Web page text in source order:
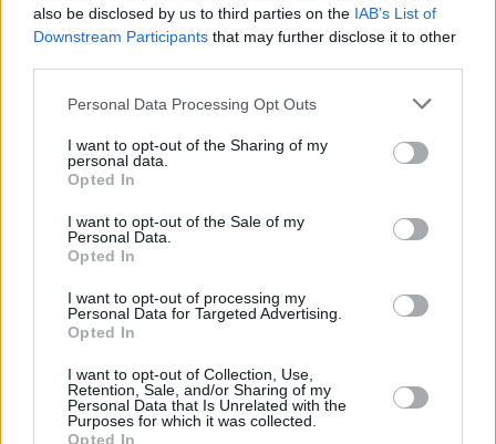
also be disclosed by us to third parties on the IAB’s List of
Downstream Participants that may further disclose it to other
Please note that this website/app uses one or more Google
not limited to your visit or usage behaviour. You may click to
grant or deny consent to Google and its third-party tags to
use your data for below specified purposes in below Google
consent section.
Personal Data Processing Opt Outs
I want to opt-out of the Sharing of my
personal data.
Opted In
I want to opt-out of the Sale of my
Personal Data.
Opted In
I want to opt-out of processing my
Personal Data for Targeted Advertising.
Opted In
I want to opt-out of Collection, Use,
Retention, Sale, and/or Sharing of my
Personal Data that Is Unrelated with the
Purposes for which it was collected.
Opted In
09.11.2023, 13:26